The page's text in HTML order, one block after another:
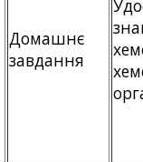
Домашнє
завдання